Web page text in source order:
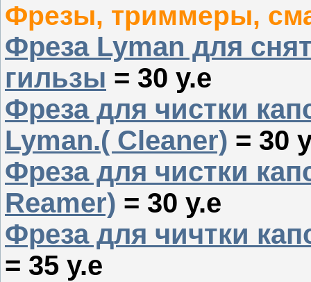
Фрезы, триммеры,
Фреза Lyman для
гильзы = 30 у.е
Фреза для чистки
Lyman.( Cleaner) = 30
Фреза для чистки
Reamer) = 30 у.е
Фреза для чичтки
= 35 у.е